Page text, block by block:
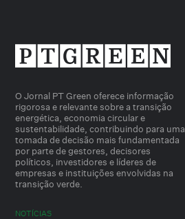
O Jornal PT Green oferece informação
rigorosa e relevante sobre a transição
energética, economia circular e
sustentabilidade, contribuindo para uma
tomada de decisão mais fundamentada
por parte de gestores, decisores
políticos, investidores e líderes de
empresas e instituições envolvidas na
transição verde.
NOTÍCIAS